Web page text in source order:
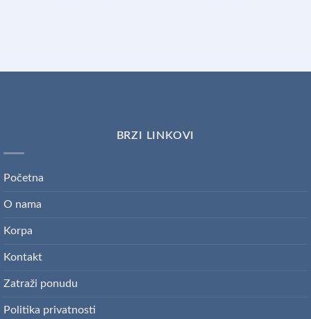
BRZI LINKOVI
Početna
O nama
Korpa
Kontakt
Zatraži ponudu
Politika privatnosti